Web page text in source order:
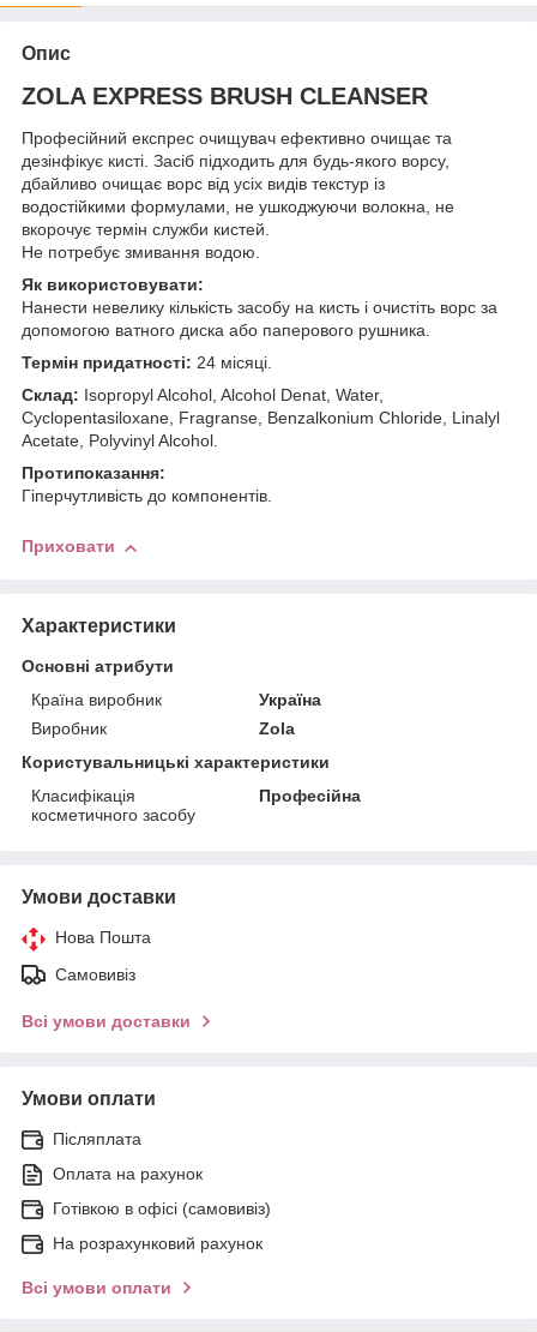
Опис
ZOLA EXPRESS BRUSH CLEANSER
Професійний експрес очищувач ефективно очищає та
дезінфікує кисті. Засіб підходить для будь-якого ворсу,
дбайливо очищає ворс від усіх видів текстур із
водостійкими формулами, не ушкоджуючи волокна, не
вкорочує термін служби кистей.
Не потребує змивання водою.
Як використовувати:
Нанести невелику кількість засобу на кисть і очистіть ворс за
допомогою ватного диска або паперового рушника.
Термін придатності: 24 місяці.
Склад: Isopropyl Alcohol, Alcohol Denat, Water,
Cyclopentasiloxane, Fragranse, Benzalkonium Chloride, Linalyl
Acetate, Polyvinyl Alcohol.
Протипоказання:
Гіперчутливість до компонентів.
Приховати
Характеристики
Основні атрибути
Країна виробник
Україна
Виробник
Zola
Користувальницькі характеристики
Класифікація
косметичного засобу
Професійна
Умови доставки
Нова Пошта
Самовивіз
Всі умови доставки
Умови оплати
Післяплата
Оплата на рахунок
Готівкою в офісі (самовивіз)
На розрахунковий рахунок
Всі умови оплати